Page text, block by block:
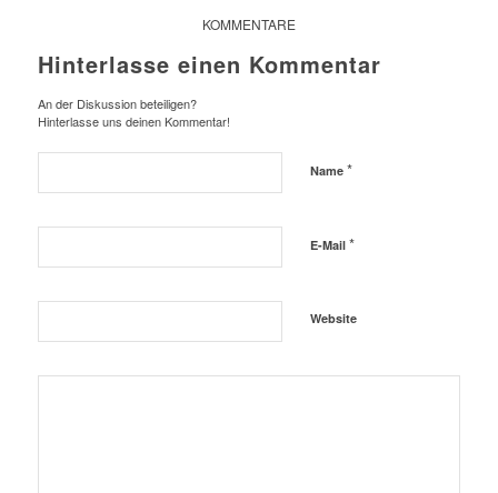
KOMMENTARE
Hinterlasse einen Kommentar
An der Diskussion beteiligen?
Hinterlasse uns deinen Kommentar!
Name *
E-Mail *
Website